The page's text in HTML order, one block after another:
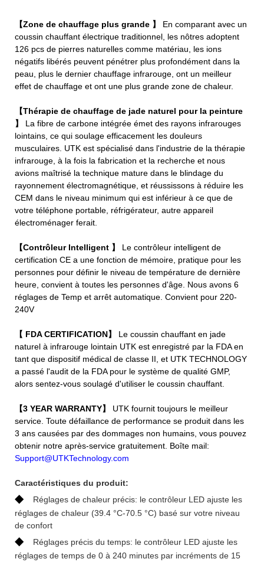
【Zone de chauffage plus grande 】 En comparant avec un
coussin chauffant électrique traditionnel, les nôtres adoptent
126 pcs de pierres naturelles comme matériau, les ions
négatifs libérés peuvent pénétrer plus profondément dans la
peau, plus le dernier chauffage infrarouge, ont un meilleur
effet de chauffage et ont une plus grande zone de chaleur.
【Thérapie de chauffage de jade naturel pour la peinture
】 La fibre de carbone intégrée émet des rayons infrarouges
lointains, ce qui soulage efficacement les douleurs
musculaires. UTK est spécialisé dans l'industrie de la thérapie
infrarouge, à la fois la fabrication et la recherche et nous
avions maîtrisé la technique mature dans le blindage du
rayonnement électromagnétique, et réussissons à réduire les
CEM dans le niveau minimum qui est inférieur à ce que de
votre téléphone portable, réfrigérateur, autre appareil
électroménager ferait.
【Contrôleur Intelligent 】 Le contrôleur intelligent de
certification CE a une fonction de mémoire, pratique pour les
personnes pour définir le niveau de température de dernière
heure, convient à toutes les personnes d'âge. Nous avons 6
réglages de Temp et arrêt automatique. Convient pour 220-
240V
【 FDA CERTIFICATION】 Le coussin chauffant en jade
naturel à infrarouge lointain UTK est enregistré par la FDA en
tant que dispositif médical de classe II, et UTK TECHNOLOGY
a passé l'audit de la FDA pour le système de qualité GMP,
alors sentez-vous soulagé d'utiliser le coussin chauffant.
【3 YEAR WARRANTY】 UTK fournit toujours le meilleur
service. Toute défaillance de performance se produit dans les
3 ans causées par des dommages non humains, vous pouvez
obtenir notre après-service gratuitement. Boîte mail:
Support@UTKTechnology.com
Caractéristiques du produit:
◆
Réglages de chaleur précis: le contrôleur LED ajuste les
réglages de chaleur (39.4 °C-70.5 °C) basé sur votre niveau
de confort
◆
Réglages précis du temps: le contrôleur LED ajuste les
réglages de temps de 0 à 240 minutes par incréments de 15